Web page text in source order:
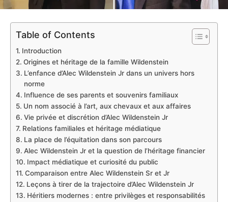
Table of Contents
Introduction
Origines et héritage de la famille Wildenstein
L’enfance d’Alec Wildenstein Jr dans un univers hors
norme
Influence de ses parents et souvenirs familiaux
Un nom associé à l’art, aux chevaux et aux affaires
Vie privée et discrétion d’Alec Wildenstein Jr
Relations familiales et héritage médiatique
La place de l’équitation dans son parcours
Alec Wildenstein Jr et la question de l’héritage financier
Impact médiatique et curiosité du public
Comparaison entre Alec Wildenstein Sr et Jr
Leçons à tirer de la trajectoire d’Alec Wildenstein Jr
Héritiers modernes : entre privilèges et responsabilités